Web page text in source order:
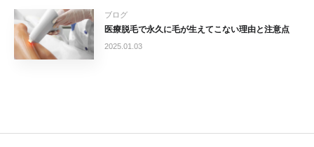
ブログ
医療脱毛で永久に毛が生えてこない理由と注意点
2025.01.03